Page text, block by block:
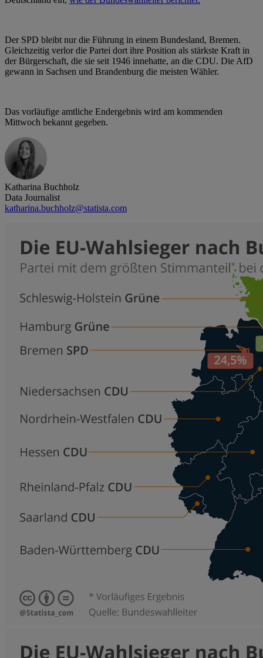
Der SPD bleibt nur die Führung in einem Bundesland, Bremen.
Gleichzeitig verlor die Partei dort ihre Position als stärkste Kraft in
der Bürgerschaft, die sie seit 1946 innehatte, an die CDU. Die AfD
gewann in Sachsen und Brandenburg die meisten Wähler.
Das vorläufige amtliche Endergebnis wird am kommenden
Mittwoch bekannt gegeben.
Katharina Buchholz
Data Journalist
katharina.buchholz@statista.com